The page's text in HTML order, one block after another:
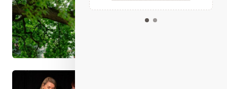
Kalendář událostí
Odebírejte náš newsletter